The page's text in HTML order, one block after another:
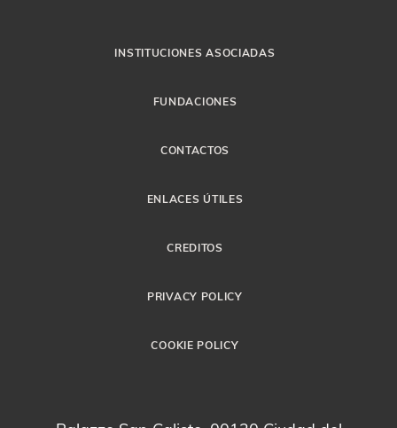
INSTITUCIONES ASOCIADAS
FUNDACIONES
CONTACTOS
ENLACES ÚTILES
CREDITOS
PRIVACY POLICY
COOKIE POLICY